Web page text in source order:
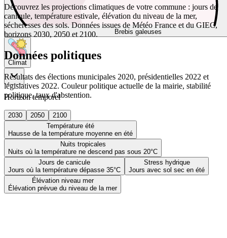
Brebis galeuses
Climat
Horizon temporel
2030 2050
2100
Température été
Hausse de la température moyenne en été
Nuits tropicales
Nuits où la température ne descend pas sous 20°C
Jours de canicule
Jours où la température dépasse 35°C
Stress hydrique
Jours avec sol sec en été
Élévation niveau mer
Élévation prévue du niveau de la mer
Découvrez les projections climatiques de votre commune : jours de
canicule, température estivale, élévation du niveau de la mer,
sécheresses des sols. Données issues de Météo France et du GIEC,
horizons 2030, 2050 et 2100.
Données politiques
Résultats des élections municipales 2020, présidentielles 2022 et
législatives 2022. Couleur politique actuelle de la mairie, stabilité
politique, taux d'abstention.